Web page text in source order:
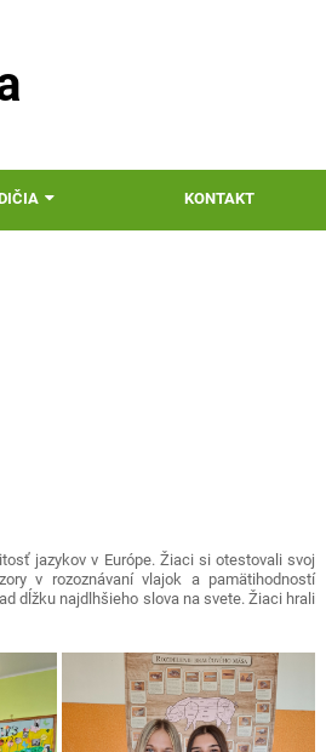
KONTAKT
jazykov v Európe. Žiaci si otestovali svoj
v rozoznávaní vlajok a pamätihodností
dĺžku najdlhšieho slova na svete. Žiaci hrali